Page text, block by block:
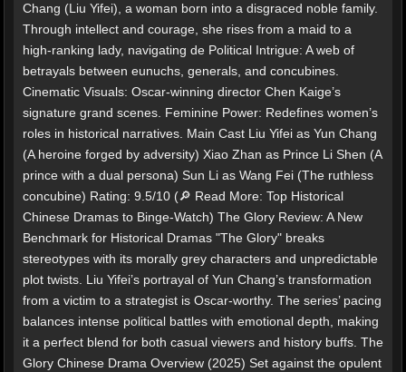
Chang (Liu Yifei), a woman born into a disgraced noble family.
Through intellect and courage, she rises from a maid to a
high-ranking lady, navigating de Political Intrigue: A web of
betrayals between eunuchs, generals, and concubines.
Cinematic Visuals: Oscar-winning director Chen Kaige’s
signature grand scenes. Feminine Power: Redefines women’s
roles in historical narratives. Main Cast Liu Yifei as Yun Chang
(A heroine forged by adversity) Xiao Zhan as Prince Li Shen (A
prince with a dual persona) Sun Li as Wang Fei (The ruthless
concubine) Rating: 9.5/10 (🔎 Read More: Top Historical
Chinese Dramas to Binge-Watch) The Glory Review: A New
Benchmark for Historical Dramas "The Glory" breaks
stereotypes with its morally grey characters and unpredictable
plot twists. Liu Yifei’s portrayal of Yun Chang’s transformation
from a victim to a strategist is Oscar-worthy. The series’ pacing
balances intense political battles with emotional depth, making
it a perfect blend for both casual viewers and history buffs. The
Glory Chinese Drama Overview (2025) Set against the opulent